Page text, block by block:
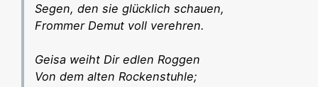
Segen, den sie glücklich schauen,
Frommer Demut voll verehren.
Geisa weiht Dir edlen Roggen
Von dem alten Rockenstuhle;